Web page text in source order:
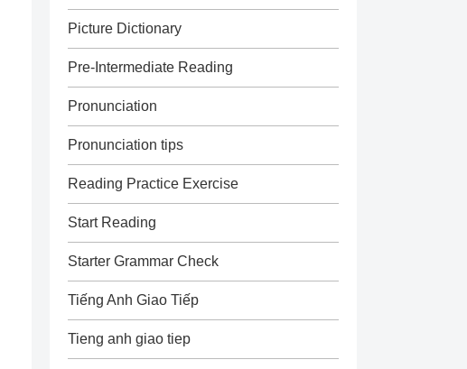
Picture Dictionary
Pre-Intermediate Reading
Pronunciation
Pronunciation tips
Reading Practice Exercise
Start Reading
Starter Grammar Check
Tiếng Anh Giao Tiếp
Tieng anh giao tiep